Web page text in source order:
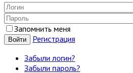
Запомнить меня
Войти
Регистрация
Забыли логин?
Забыли пароль?